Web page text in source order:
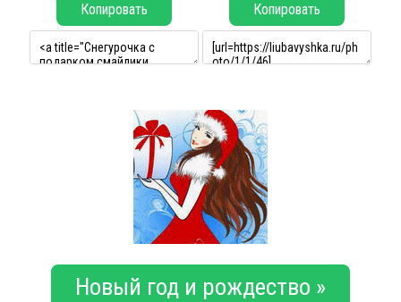
Копировать Копировать
Новый год и рождество »